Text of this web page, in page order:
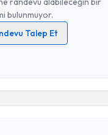
bulunmuyor.
Talep Et
ilişkinAydınlatma Metni
Gönder